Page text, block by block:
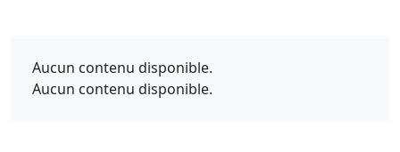
Aucun contenu disponible.
Aucun contenu disponible.